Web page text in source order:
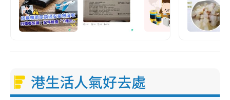
港生活人氣好去處